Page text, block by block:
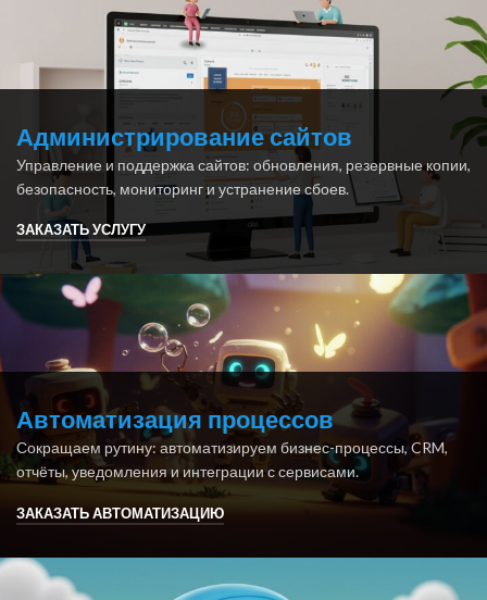
Администрирование сайтов
Управление и поддержка сайтов: обновления, резервные копии,
безопасность, мониторинг и устранение сбоев.
ЗАКАЗАТЬ УСЛУГУ
Автоматизация процессов
Сокращаем рутину: автоматизируем бизнес-процессы, CRM,
отчёты, уведомления и интеграции с сервисами.
ЗАКАЗАТЬ АВТОМАТИЗАЦИЮ